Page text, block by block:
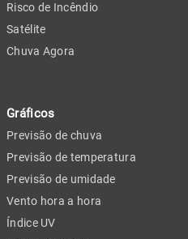
Risco de Incêndio
Satélite
Chuva Agora
Gráficos
Previsão de chuva
Previsão de temperatura
Previsão de umidade
Vento hora a hora
Índice UV